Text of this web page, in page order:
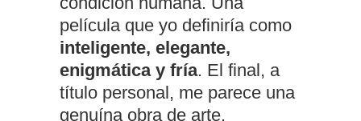
película que yo definiría como
inteligente, elegante,
enigmática y fría. El final, a
título personal, me parece una
genuína obra de arte.